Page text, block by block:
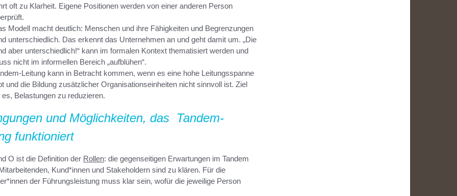
oft zu Klarheit. Eigene Positionen werden von einer anderen Person
Modell macht deutlich: Menschen und ihre Fähigkeiten und Begrenzungen
unterschiedlich. Das erkennt das Unternehmen an und geht damit um. „Die
aber unterschiedlich!“ kann im formalen Kontext thematisiert werden und
nicht im informellen Bereich „aufblühen“.
Leitung kann in Betracht kommen, wenn es eine hohe Leitungsspanne
und die Bildung zusätzlicher Organisationseinheiten nicht sinnvoll ist. Ziel
es, Belastungen zu reduzieren.
und Möglichkeiten, das Tandem-
funktioniert
O ist die Definition der Rollen: die gegenseitigen Erwartungen im Tandem
Kund*innen und Stakeholdern sind zu klären. Für die
der Führungsleistung muss klar sein, wofür die jeweilige Person